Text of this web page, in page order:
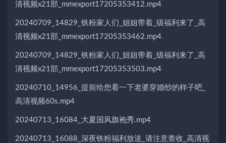
清视频x21部_mmexport17205353412.mp4
20240709_14829_铁粉家人们_姐姐带着_级福利来了_高
清视频x21部_mmexport17205353462.mp4
20240709_14829_铁粉家人们_姐姐带着_级福利来了_高
清视频x21部_mmexport17205353503.mp4
20240710_14956_提前给您看一下老婆穿婚纱的样子吧_
高清视频60s.mp4
20240713_16084_大夏国风旗袍秀.mp4
20240713_16088_深夜铁粉福利放送_请注意查收_高清视